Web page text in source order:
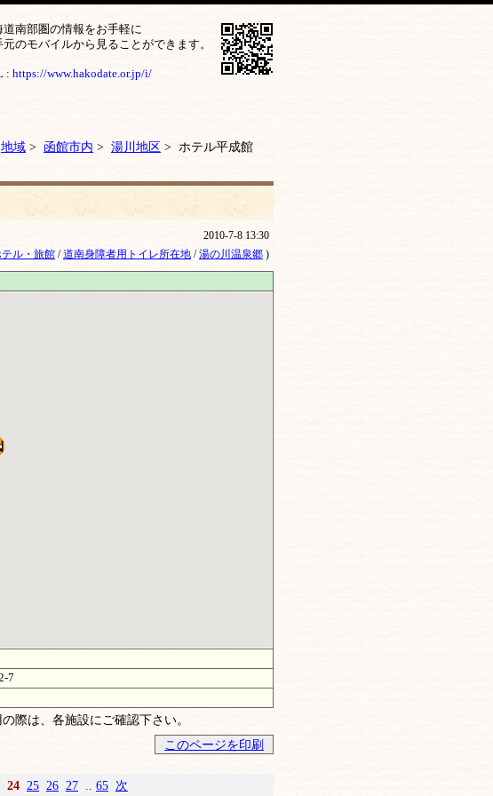
道南部圏の情報をお手軽に
元のモバイルから見ることができます。
: https://www.hakodate.or.jp/i/
地域 > 函館市内 > 湯川地区 > ホテル平成館
2010-7-8 13:30
ル・旅館 /道南身障者用トイレ所在地 /湯の川温泉郷 )
7
際は、各施設にご確認下さい。
このページを印刷
24 25 26 27 65 次